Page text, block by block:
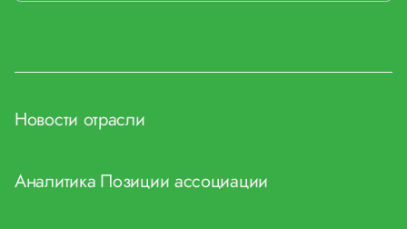
Новости отрасли
Аналитика Позиции ассоциации